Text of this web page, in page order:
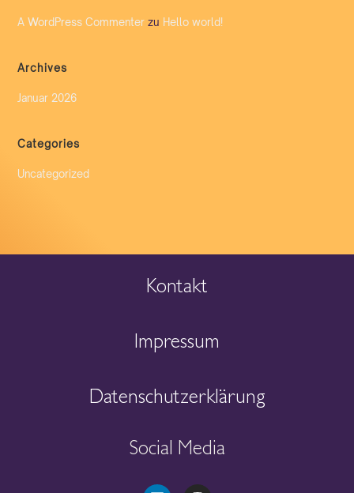
A WordPress Commenter zu Hello world!
Archives
Januar 2026
Categories
Uncategorized
Kontakt
Impressum
Datenschutzerklärung
Social Media